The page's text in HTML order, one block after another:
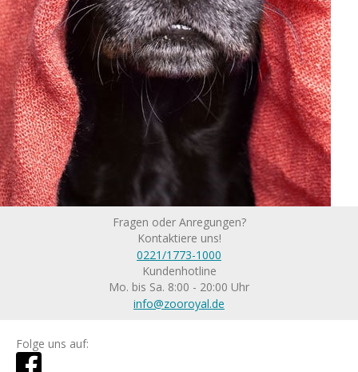
Fragen oder Anregungen?
Kontaktiere uns!
0221/1773-1000
Kundenhotline
Mo. bis Sa. 8:00 - 20:00 Uhr
info@zooroyal.de
Folge uns auf: